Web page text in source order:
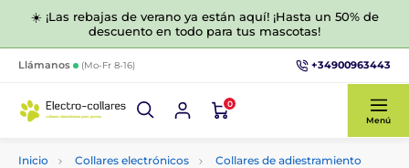
☀️ ¡Las rebajas de verano ya están aquí! ¡Hasta un 50% de
descuento en todo para tus mascotas!
Llámanos (Mo-Fr 8-16) +34900963443
0
Menú
Inicio Collares electrónicos
Collares de adiestramiento